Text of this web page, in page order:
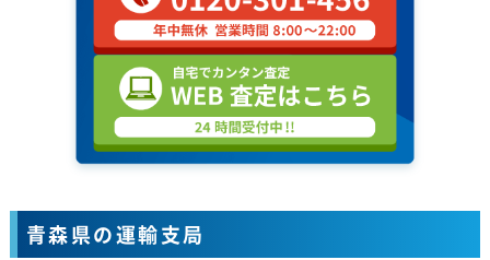
青森県の運輸支局